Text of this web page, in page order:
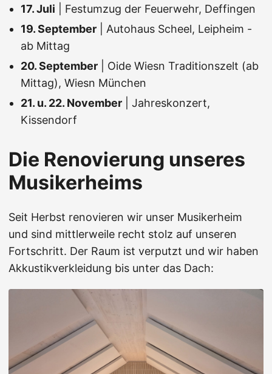
17. Juli | Festumzug der Feuerwehr, Deffingen
19. September | Autohaus Scheel, Leipheim -
ab Mittag
20. September | Oide Wiesn Traditionszelt (ab
Mittag), Wiesn München
21. u. 22. November | Jahreskonzert,
Kissendorf
Die Renovierung unseres
Musikerheims
Seit Herbst renovieren wir unser Musikerheim
und sind mittlerweile recht stolz auf unseren
Fortschritt. Der Raum ist verputzt und wir haben
Akkustikverkleidung bis unter das Dach: